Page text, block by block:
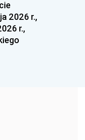
1982
1979
2026 r.,
r.,